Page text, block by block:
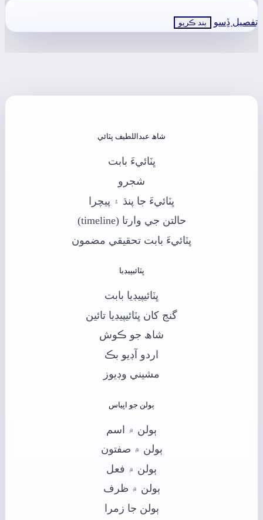
تفصيل ڏِسو بند ڪريو
شاھ عبداللطيف ڀٽائي
ڀٽائيءَ بابت
شجرو
ڀٽائيءَ جا پنڌ ۽ پيچرا
حالتن جي وارتا (timeline)
ڀٽائيءَ بابت تحقيقي مضمون
ڀٽائيپيڊيا
ڀٽائيپيڊيا بابت
گنج کان ڀٽائيپيڊيا تائين
شاھ جو ڪوش
اردو آڊيو بڪ
مشيني وڊيوز
ٻولن جو اڀياس
ٻولن ۾ اسم
ٻولن ۾ صفتون
ٻولن ۾ فعل
ٻولن ۾ ظرف
ٻولن جا زمرا